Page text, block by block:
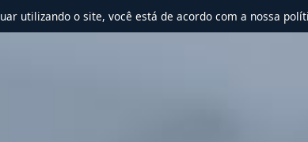
utilizando o site, você está de acordo com a nossa